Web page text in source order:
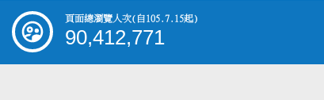
頁面總瀏覽人次(自105.7.15起)
90,412,771